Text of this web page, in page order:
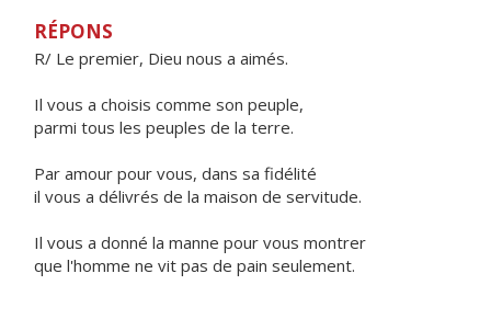
RÉPONS
R/ Le premier, Dieu nous a aimés.
Il vous a choisis comme son peuple,
parmi tous les peuples de la terre.
Par amour pour vous, dans sa fidélité
il vous a délivrés de la maison de servitude.
Il vous a donné la manne pour vous montrer
que l'homme ne vit pas de pain seulement.